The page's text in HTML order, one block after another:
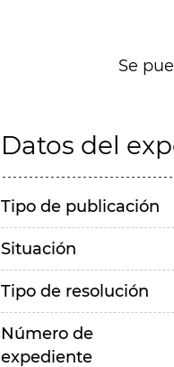
Se
Datos del
Tipo de publicación
Situación
Tipo de resolución
Número de
expediente